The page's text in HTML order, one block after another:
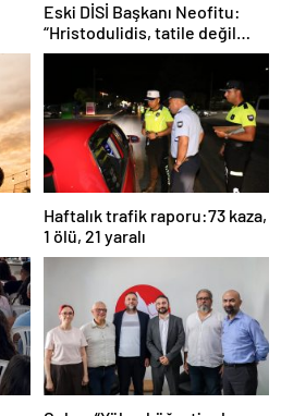
Eski DİSİ Başkanı Neofitu:
“Hristodulidis, tatile değil
Kıbrıs sorununa odaklansın”
Haftalık trafik raporu:73 kaza,
1 ölü, 21 yaralı